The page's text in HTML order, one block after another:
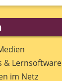
& Lernsoftware
im Netz